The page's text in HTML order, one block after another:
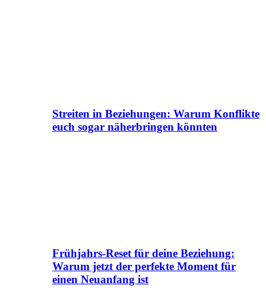
Streiten in Beziehungen: Warum Konflikte
euch sogar näherbringen könnten
Frühjahrs-Reset für deine Beziehung:
Warum jetzt der perfekte Moment für
einen Neuanfang ist